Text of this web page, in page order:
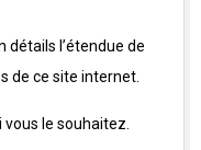
détails l’étendue de
de ce site internet.
vous le souhaitez.